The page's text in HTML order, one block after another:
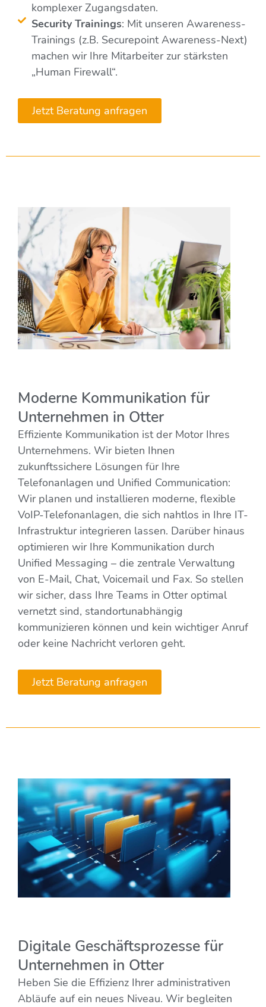
komplexer Zugangsdaten.
Security Trainings: Mit unseren Awareness-
Trainings (z.B. Securepoint Awareness-Next)
machen wir Ihre Mitarbeiter zur stärksten
„Human Firewall“.
Jetzt Beratung anfragen
Moderne Kommunikation für
Unternehmen in Otter
Effiziente Kommunikation ist der Motor Ihres
Unternehmens. Wir bieten Ihnen
zukunftssichere Lösungen für Ihre
Telefonanlagen und Unified Communication:
Wir planen und installieren moderne, flexible
VoIP-Telefonanlagen, die sich nahtlos in Ihre IT-
Infrastruktur integrieren lassen. Darüber hinaus
optimieren wir Ihre Kommunikation durch
Unified Messaging – die zentrale Verwaltung
von E-Mail, Chat, Voicemail und Fax. So stellen
wir sicher, dass Ihre Teams in Otter optimal
vernetzt sind, standortunabhängig
kommunizieren können und kein wichtiger Anruf
oder keine Nachricht verloren geht.
Jetzt Beratung anfragen
Digitale Geschäftsprozesse für
Unternehmen in Otter
Heben Sie die Effizienz Ihrer administrativen
Abläufe auf ein neues Niveau. Wir begleiten